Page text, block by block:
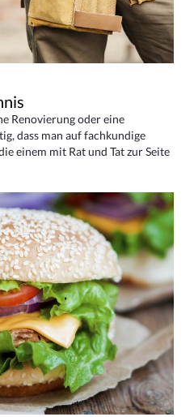
Renovierung oder eine
dass man auf fachkundige
einem mit Rat und Tat zur Seite